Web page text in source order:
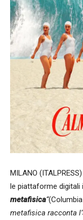
MILANO
le piattaforme digitali
metafisica“
metafisica racconta